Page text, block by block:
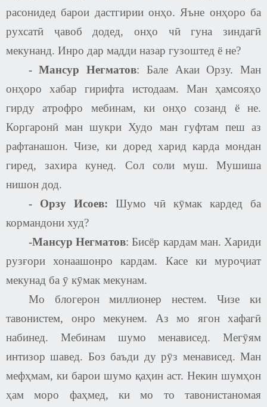
расонидед барои дастгирии онҳо. Яъне онҳоро ба
рухсатӣ ҷавоб додед, онҳо чӣ гуна зиндагӣ
мекунанд. Инро дар мадди назар гузоштед ё не?
-Мансур Негматов:
Бале Акаи Орзу. Ман
онҳоро хабар гирифта истодаам. Ман ҳамсояҳо
гирду атрофро мебинам, ки онҳо созанд ё не.
Коргаронӣ ман шукри Худо ман гуфтам пеш аз
рафтанашон. Чизе, ки доред харид карда мондан
гиред, захира кунед. Сол соли муш. Мушиша
нишон дод.
-
Орзу Исоев: Шумо чӣ кӯмак кардед ба
кормандони худ?
-Мансур Негматов: Бисёр кардам ман. Хариди
рузғори хонаашонро кардам. Касе ки муроҷиат
мекунад ба ӯ кӯмак мекунам.
Мо блогерон миллионер нестем. Чизе ки
тавонистем, онро мекунем. Аз мо ягон хафагӣ
набинед. Мебинам шумо менависед. Мегӯям
интизор шавед. Боз баъди ду рӯз менависед. Ман
мефҳмам, ки барои шумо қаҳин аст. Некин шумҳон
ҳам моро фаҳмед, ки мо то тавонистаномая